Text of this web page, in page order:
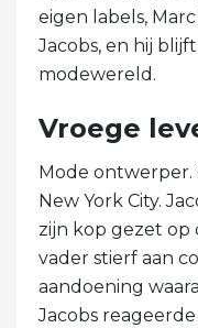
eigen labels,
Jacobs, en hij
modewereld.
Vroege
Mode ontwerper.
New York City.
zijn kop gezet op
vader stierf aan
aandoening
Jacobs